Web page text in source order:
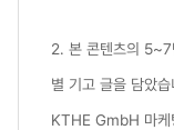
2. 본 콘텐츠의 5~7
별 기고 글을 담았
KTHE GmbH 마케